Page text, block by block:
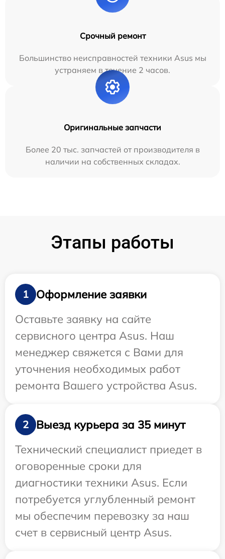
Срочный ремонт
Большинство неисправностей техники Asus мы
устраняем в течение 2 часов.
Оригинальные запчасти
Более 20 тыс. запчастей от производителя в
наличии на собственных складах.
Этапы работы
1
Оформление заявки
Оставьте заявку на сайте
сервисного центра Asus. Наш
менеджер свяжется с Вами для
уточнения необходимых работ
ремонта Вашего устройства Asus.
2
Выезд курьера за 35 минут
Технический специалист приедет в
оговоренные сроки для
диагностики техники Asus. Если
потребуется углубленный ремонт
мы обеспечим перевозку за наш
счет в сервисный центр Asus.